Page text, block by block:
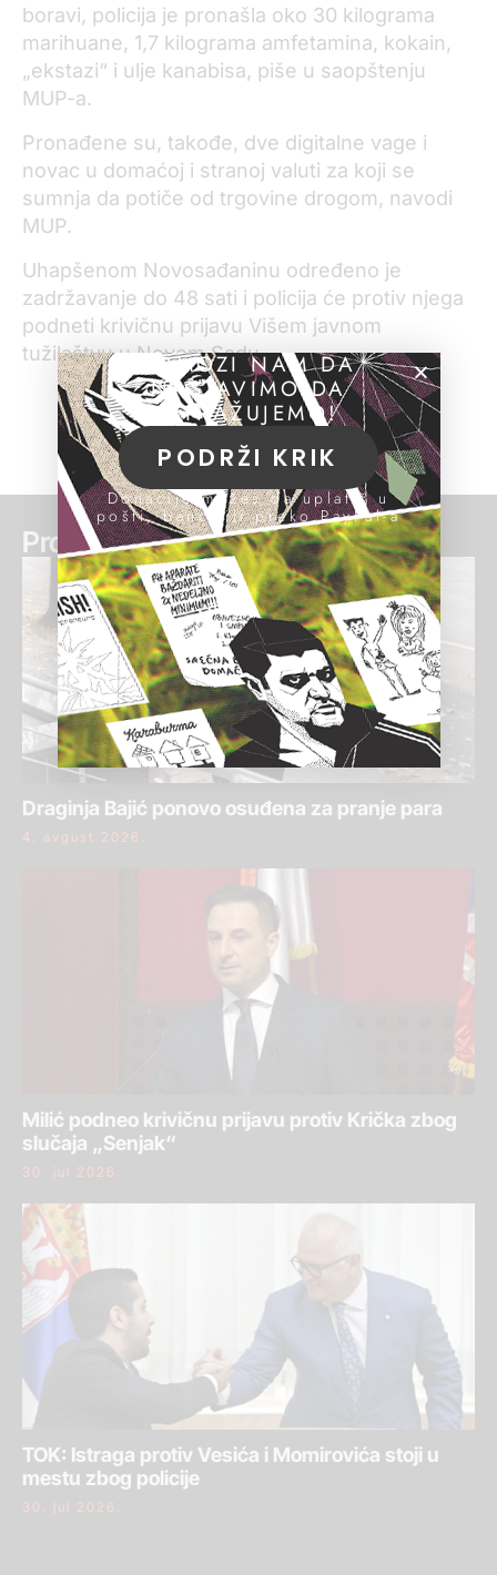
boravi, policija je pronašla oko 30 kilograma
marihuane, 1,7 kilograma amfetamina, kokain,
„ekstazi“ i ulje kanabisa, piše u saopštenju
MUP-a.
Pronađene su, takođe, dve digitalne vage i
novac u domaćoj i stranoj valuti za koji se
sumnja da potiče od trgovine drogom, navodi
MUP.
Uhapšenom Novosađaninu određeno je
zadržavanje do 48 sati i policija će protiv njega
podneti krivičnu prijavu Višem javnom
tužilaštvu u Novom Sadu.
Pročitaj još:
Draginja Bajić ponovo osuđena za pranje para
4. avgust 2026.
Milić podneo krivičnu prijavu protiv Krička zbog
slučaja „Senjak“
30. jul 2026.
TOK: Istraga protiv Vesića i Momirovića stoji u
mestu zbog policije
30. jul 2026.
POMOZI NAM DA
NASTAVIMO DA
ISTRAŽUJEMO!
PODRŽI KRIK
Donacije možeš da uplatiš u
pošti, banci ili preko PayPal-a